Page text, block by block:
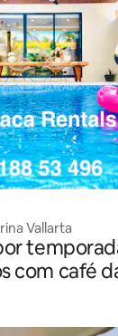
Vallarta
com café